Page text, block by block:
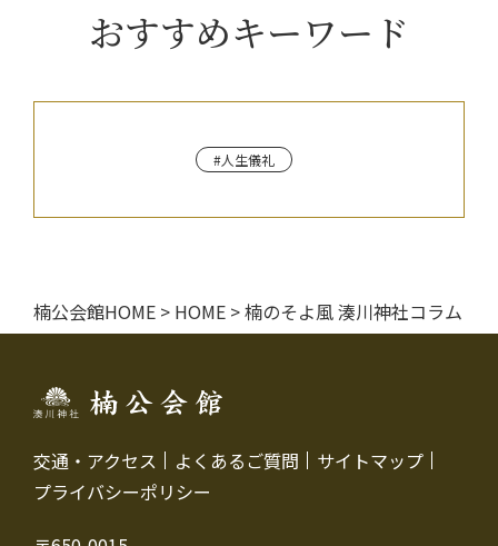
おすすめキーワード
#人生儀礼
楠公会館HOME > HOME >楠のそよ風 湊川神社コラム
交通・アクセス よくあるご質問
サイトマップ
プライバシーポリシー